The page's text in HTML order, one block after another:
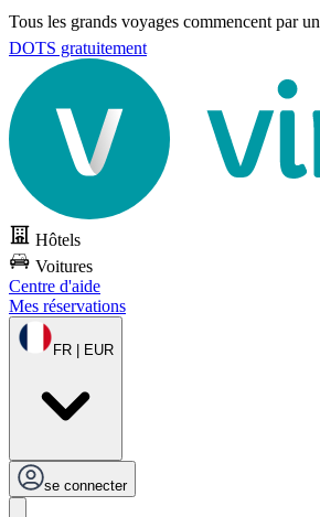
Tous les grands voyages commencent par
DOTS gratuitement
Hôtels
Voitures
Centre d'aide
Mes réservations
FR | EUR
se connecter